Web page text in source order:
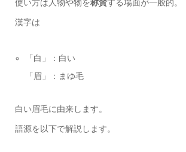
使い方は人物や物を称賛する場面が一般的。
漢字は
「白」：白い
「眉」：まゆ毛
白い眉毛に由来します。
語源を以下で解説します。